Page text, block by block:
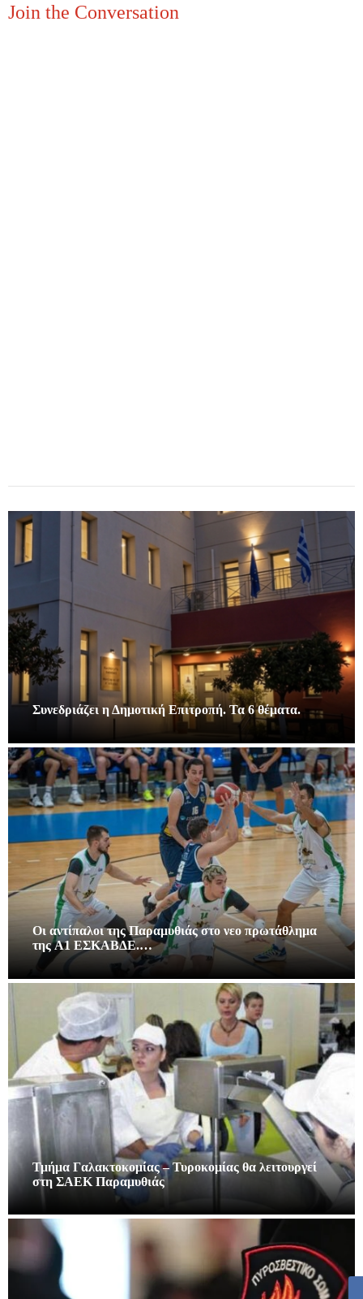
Join the Conversation
Συνεδριάζει η Δημοτική Επιτροπή. Τα 6 θέματα.
Οι αντίπαλοι της Παραμυθιάς στο νεο πρωτάθλημα
της A1 ΕΣΚΑΒΔΕ.…
Τμήμα Γαλακτοκομίας – Τυροκομίας θα λειτουργεί
στη ΣΑΕΚ Παραμυθιάς